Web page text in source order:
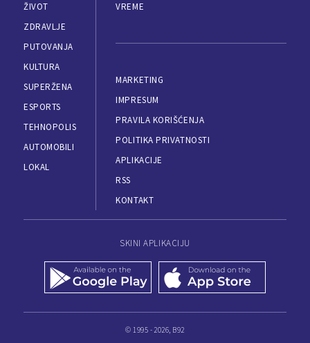
ŽIVOT
ZDRAVLJE
PUTOVANJA
KULTURA
SUPERŽENA
ESPORTS
TEHNOPOLIS
AUTOMOBILI
LOKAL
VREME
MARKETING
IMPRESUM
PRAVILA KORIŠĆENJA
POLITIKA PRIVATNOSTI
APLIKACIJE
RSS
KONTAKT
SKINI APLIKACIJU
© 1995 - 2026, B92